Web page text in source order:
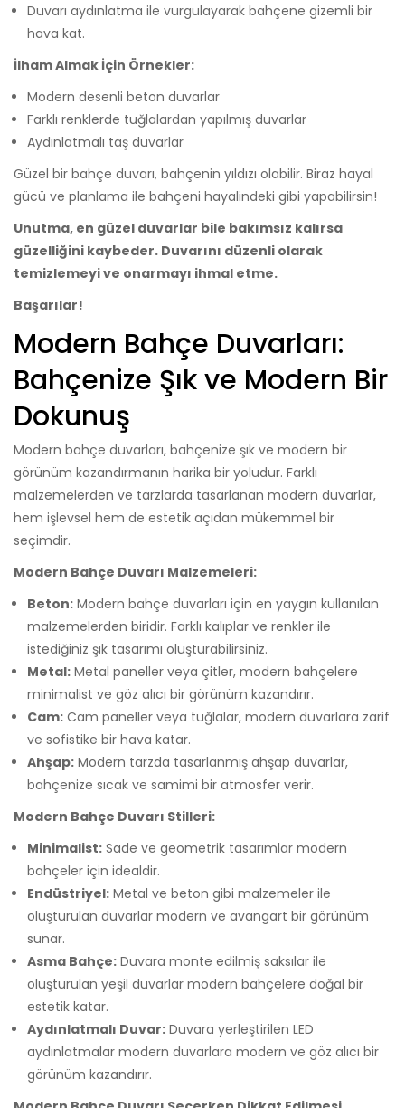
Duvarı aydınlatma ile vurgulayarak bahçene gizemli bir
hava kat.
İlham Almak İçin Örnekler:
Modern desenli beton duvarlar
Farklı renklerde tuğlalardan yapılmış duvarlar
Aydınlatmalı taş duvarlar
Güzel bir bahçe duvarı, bahçenin yıldızı olabilir. Biraz hayal
gücü ve planlama ile bahçeni hayalindeki gibi yapabilirsin!
Unutma, en güzel duvarlar bile bakımsız kalırsa
güzelliğini kaybeder. Duvarını düzenli olarak
temizlemeyi ve onarmayı ihmal etme.
Başarılar!
Modern Bahçe Duvarları:
Bahçenize Şık ve Modern Bir
Dokunuş
Modern bahçe duvarları, bahçenize şık ve modern bir
görünüm kazandırmanın harika bir yoludur. Farklı
malzemelerden ve tarzlarda tasarlanan modern duvarlar,
hem işlevsel hem de estetik açıdan mükemmel bir
seçimdir.
Modern Bahçe Duvarı Malzemeleri:
Beton: Modern bahçe duvarları için en yaygın kullanılan
malzemelerden biridir. Farklı kalıplar ve renkler ile
istediğiniz şık tasarımı oluşturabilirsiniz.
Metal: Metal paneller veya çitler, modern bahçelere
minimalist ve göz alıcı bir görünüm kazandırır.
Cam: Cam paneller veya tuğlalar, modern duvarlara zarif
ve sofistike bir hava katar.
Ahşap: Modern tarzda tasarlanmış ahşap duvarlar,
bahçenize sıcak ve samimi bir atmosfer verir.
Modern Bahçe Duvarı Stilleri:
Minimalist: Sade ve geometrik tasarımlar modern
bahçeler için idealdir.
Endüstriyel: Metal ve beton gibi malzemeler ile
oluşturulan duvarlar modern ve avangart bir görünüm
sunar.
Asma Bahçe: Duvara monte edilmiş saksılar ile
oluşturulan yeşil duvarlar modern bahçelere doğal bir
estetik katar.
Aydınlatmalı Duvar: Duvara yerleştirilen LED
aydınlatmalar modern duvarlara modern ve göz alıcı bir
görünüm kazandırır.